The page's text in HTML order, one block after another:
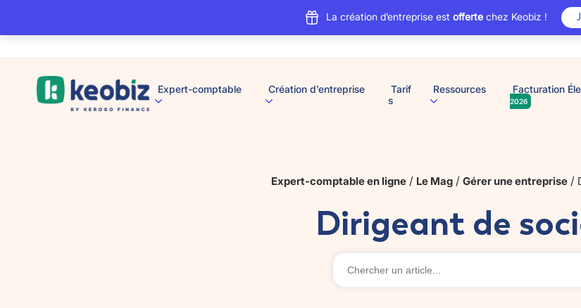
La création d’entreprise est offertechez Keobiz !
A
c
c
u
Expert-comptable Création d’entreprise
Tarif
s
Ressources Facturation
2026
Expert-comptable en ligne / Le Mag / Gérer une entreprise /
Dirigeant de